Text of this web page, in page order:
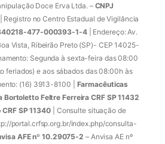
Doce Erva Ltda. – CNPJ
Registro no Centro Estadual de Vigilância
477-000393-1-4| Endereço: Av.
Vista, Ribeirão Preto (SP)- CEP 14025-
Segunda à sexta-feira das 08:00
feriados) e aos sábados das 08:00h às
(16) 3913-8100 | Farmacêuticas
Feltre Ferreira CRF SP 11432
CRF SP 11340 | Consulte situação de
portal.crfsp.org.br/index.php/consulta-
AFE nº 10.29075-2 – Anvisa AE nº